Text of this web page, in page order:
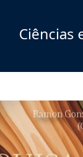
Ciências